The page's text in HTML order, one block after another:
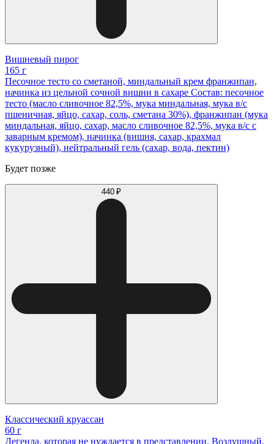
Вишневый пирог
165 г
Песочное тесто со сметаной, миндальный крем франжипан,
начинка из цельной сочной вишни в сахаре Состав: песочное
тесто (масло сливочное 82,5%, мука миндальная, мука в/с
пшеничная, яйцо, сахар, соль, сметана 30%), франжипан (мука
миндальная, яйцо, сахар, масло сливочное 82,5%, мука в/с с
заварным кремом), начинка (вишня, сахар, крахмал
кукурузный), нейтральный гель (сахар, вода, пектин)
Будет позже
440 ₽
Классический круассан
60 г
Легенда, которая не нуждается в представлении. Воздушный,